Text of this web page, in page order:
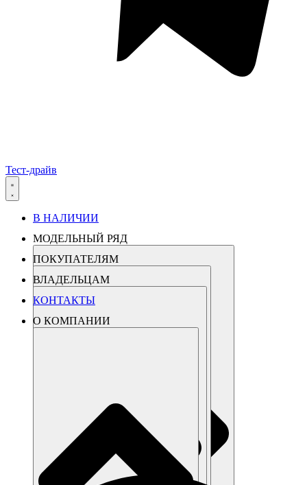
Тест-драйв
В НАЛИЧИИ
МОДЕЛЬНЫЙ РЯД
ПОКУПАТЕЛЯМ
ВЛАДЕЛЬЦАМ
КОНТАКТЫ
О КОМПАНИИ